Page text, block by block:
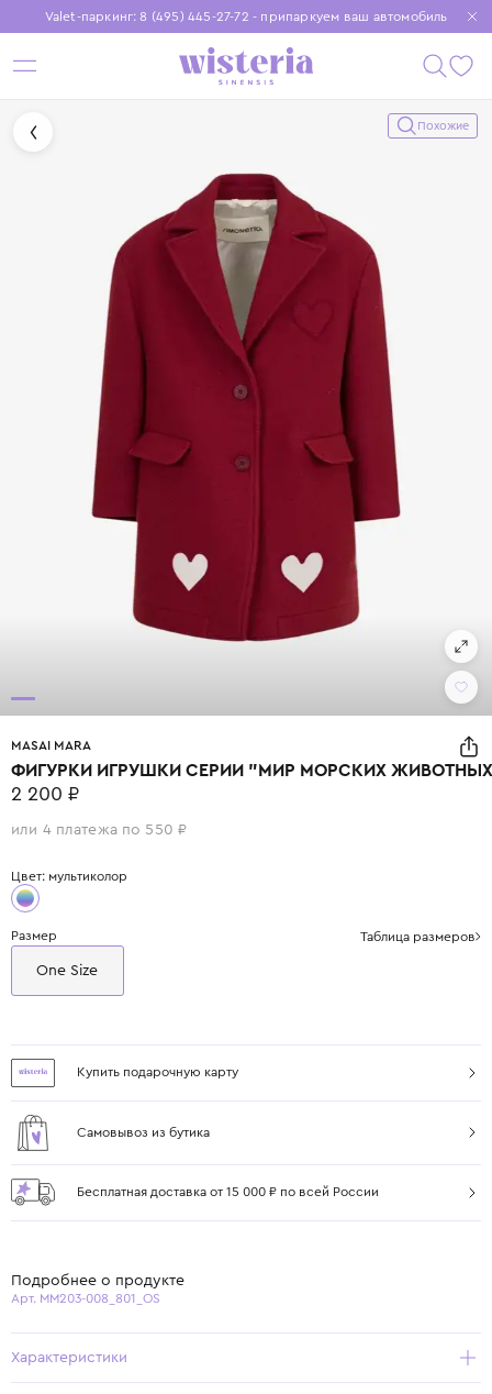
Valet-паркинг: 8 (495) 445-27-72 - припаркуем ваш автомобиль
Бесплатная доставка при заказе от 15 000 ₽
Установите приложение, чтобы покупки были еще удобнее
Похожие
MASAI MARA
ФИГУРКИ ИГРУШКИ СЕРИИ "МИР МОРСКИХ
2 200 ₽
или 4 платежа по 550 ₽
Цвет: мультиколор
Размер Таблица размеров
One Size
Купить подарочную карту
Самовывоз из бутика
Бесплатная доставка от 15 000 ₽ по всей России
Подробнее о продукте
Арт. MM203-008_801_OS
Характеристики